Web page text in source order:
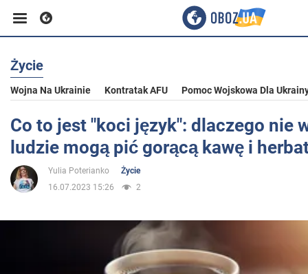
Biznes
Sport
Rozrywka
Życie
Wojna Na Ukrainie Kontratak AFU Pomoc Wojskowa Dla
Co to jest "koci język": dlaczego nie
ludzie mogą pić gorącą kawę i
Yulia Poterianko
Życie
16.07.2023 15:26
2